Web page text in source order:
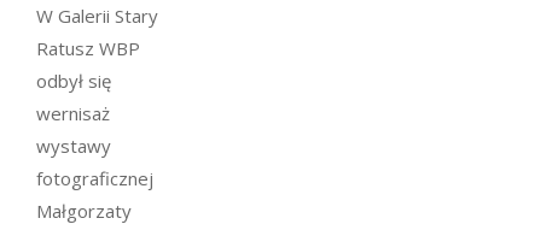
W Galerii Stary
Ratusz WBP
odbył się
wernisaż
wystawy
fotograficznej
Małgorzaty